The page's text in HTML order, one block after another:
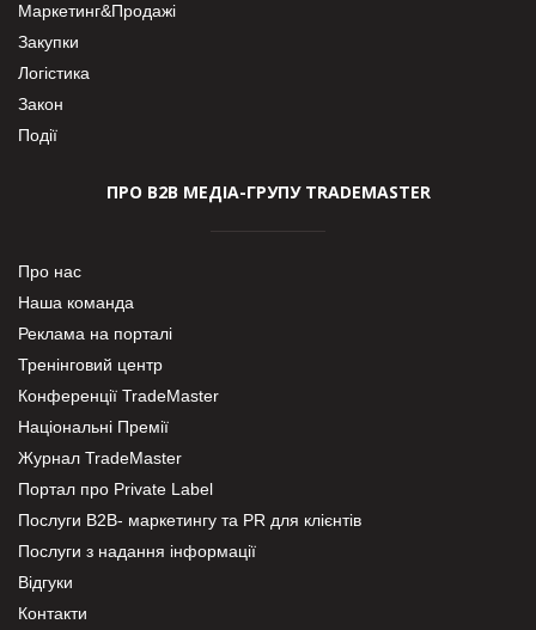
Маркетинг&Продажі
Закупки
Логістика
Закон
Події
ПРО В2В МЕДІА-ГРУПУ TRADEMASTER
Про нас
Наша команда
Реклама на порталі
Тренінговий центр
Конференції TradeMaster
Національні Премії
Журнал TradeMaster
Портал про Private Label
Послуги В2В- маркетингу та PR для клієнтів
Послуги з надання інформації
Відгуки
Контакти